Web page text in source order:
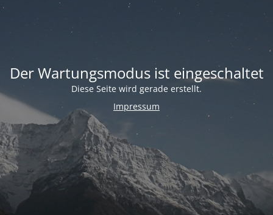
Der Wartungsmodus ist eingeschaltet
Diese Seite wird gerade erstellt.
Impressum